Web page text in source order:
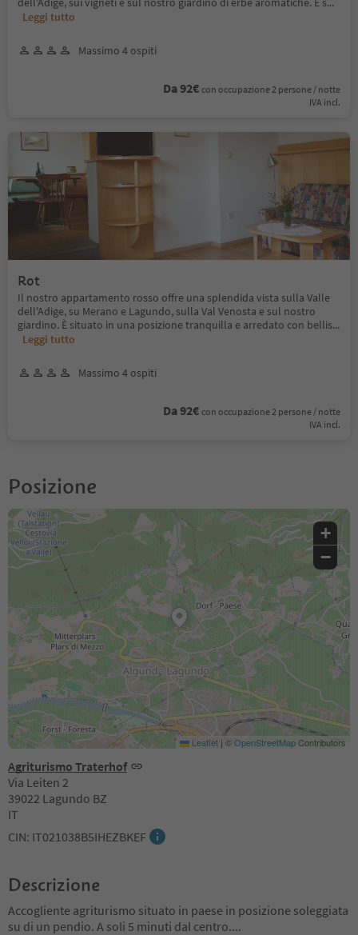
Leggi tutto
Massimo 4 ospiti
Da 92€ con occupazione 2 persone / notte
IVA incl.
Rot
Il nostro appartamento rosso offre una splendida vista sulla Valle
dell'Adige, su Merano e Lagundo, sulla Val Venosta e sul nostro
giardino. È situato in una posizione tranquilla e arredato con bellis...
Leggi tutto
Massimo 4 ospiti
Da 92€ con occupazione 2 persone / notte
IVA incl.
Posizione
Agriturismo Traterhof
Via Leiten 2
39022 Lagundo BZ
IT
CIN: IT021038B5IHEZBKEF
+
−
Leaflet | ©OpenStreetMapContributors
Descrizione
Accogliente agriturismo situato in paese in posizione soleggiata
su di un pendio. A soli 5 minuti dal centro....